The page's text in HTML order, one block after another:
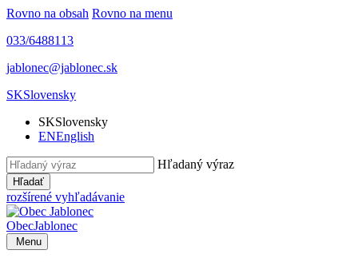
Rovno na obsah Rovno na menu
033/6488113
jablonec@jablonec.sk
SKSlovensky
SKSlovensky
ENEnglish
Hľadaný výraz
Hľadať
rozšírené vyhľadávanie
ObecJablonec
Menu